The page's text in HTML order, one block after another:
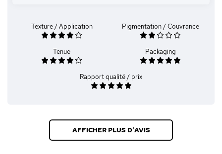
Texture / Application Pigmentation / Couvrance
Tenue Packaging
Rapport qualité / prix
AFFICHER PLUS D'AVIS